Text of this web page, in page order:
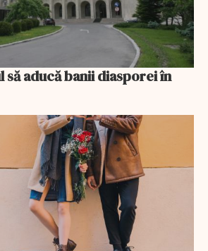
să aducă banii diasporei în